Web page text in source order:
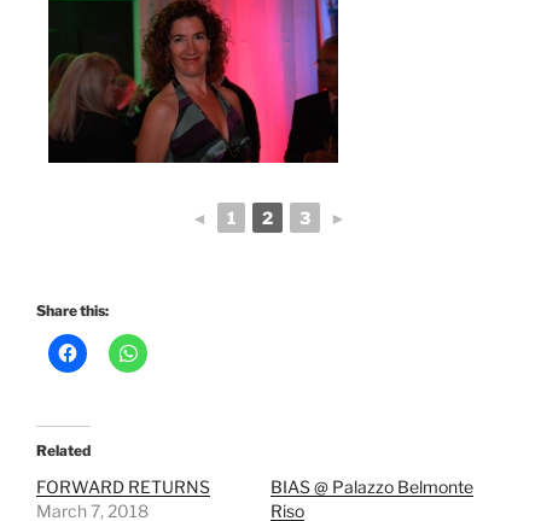
◄ 1 2 3 ►
Share this:
Related
FORWARD RETURNS
March 7, 2018
BIAS @ Palazzo Belmonte
Riso